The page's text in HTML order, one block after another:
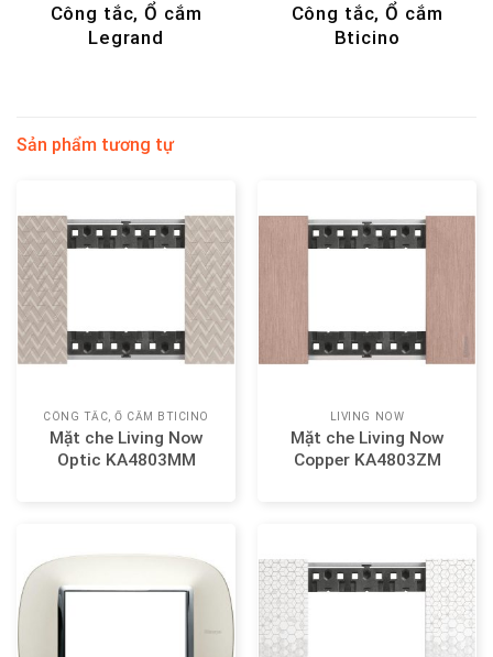
DECOR - NẾN THƠM Hộp âm sàn
Sản phẩm tương tự
CÔNG TẮC, Ổ CẮM BTICINO
Mặt che Living Now
Optic KA4803MM
LIVING NOW
Mặt che Living Now
Copper KA4803ZM